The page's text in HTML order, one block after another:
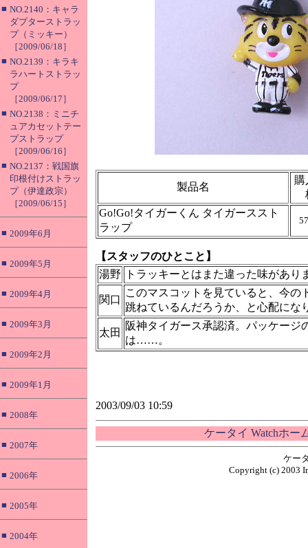
■ NO.2140：キャラ
ダプターストラッ
プ（ミッキー）
［2009/06/18］
■ NO.2139：キラキ
ラハートストラッ
プ
［2009/06/17］
■ NO.2138：ミニチ
ュアカセットテー
プストラップ
［2009/06/16］
■ NO.2137：戦国旗
印根付けストラッ
プ（伊達政宗）
［2009/06/15］
■ 2009年6月
■ 2009年5月
■ 2009年4月
■ 2009年3月
■ 2009年2月
■ 2009年1月
■ 2008年
■ 2007年
■ 2006年
■ 2005年
■ 2004年
製品名
購
Go!Go!タイガーくん タイガーススト
ラップ
【スタッフのひとこと】
湯野
トラッキーとはまた違った味があり
関口
このマスコットを見ていると、今の
跳ねているんだろうか、と心配にな
太田
阪神タイガース承認済。パッケージ
は……。
2003/09/03 10:59
ケータイ Watchホー
ケー
Copyright (c) 2003